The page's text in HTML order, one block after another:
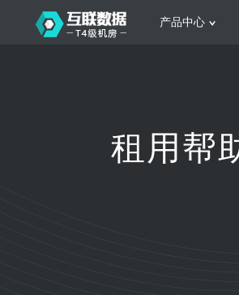
产品中心
新加坡服务器
根据不同规模的网站提供可
构和 一站式协助
租用帮